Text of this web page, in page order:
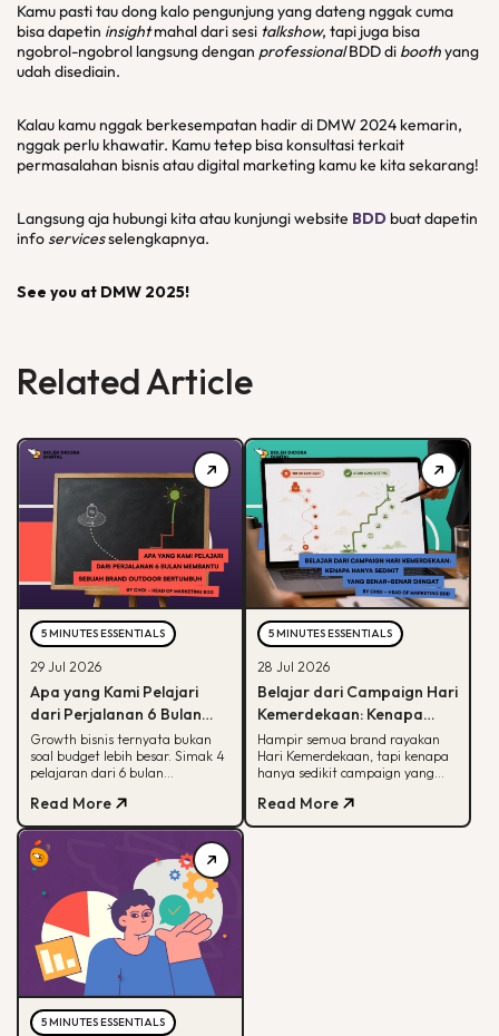
Kamu pasti tau dong kalo pengunjung yang dateng nggak cuma
bisa dapetin insightmahal dari sesi talkshow, tapi juga bisa
ngobrol-ngobrol langsung dengan professionalBDD di boothyang
udah disediain.
Kalau kamu nggak berkesempatan hadir di DMW 2024 kemarin,
nggak perlu khawatir. Kamu tetep bisa konsultasi terkait
permasalahan bisnis atau digital marketing kamu ke kita sekarang!
Langsung aja hubungi kita atau kunjungi website BDD buat dapetin
info servicesselengkapnya.
See you at DMW 2025!
Related Article
5 MINUTES ESSENTIALS
29 Jul 2026
Apa yang Kami Pelajari
dari Perjalanan 6 Bulan
Membantu Sebuah Brand
Outdoor Bertumbuh
Growth bisnis ternyata bukan
soal budget lebih besar. Simak 4
pelajaran dari 6 bulan
memahami peran tiap channel
marketing
Read More
5 MINUTES ESSENTIALS
28 Jul 2026
Belajar dari Campaign Hari
Kemerdekaan: Kenapa
Hanya Sedikit yang Benar-
Benar Diingat?
Hampir semua brand rayakan
Hari Kemerdekaan, tapi kenapa
hanya sedikit campaign yang
untuk bikin campaign yang
bermakna.
Read More
5 MINUTES ESSENTIALS